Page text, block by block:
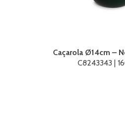
Caçarola Ø14cm –
C8243343 |